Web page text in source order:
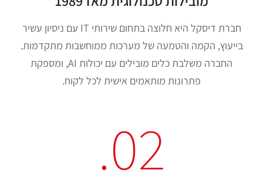
חברת דיסקל היא חלוצה בתחום שירותי IT עם ניסיון עשיר
בייעוץ, הקמה והטמעה של מערכות ממוחשבות מתקדמות.
החברה משלבת כלים מובילים עם יכולות AI, ומספקת
פתרונות מותאמים אישית לכל לקוח.
02.